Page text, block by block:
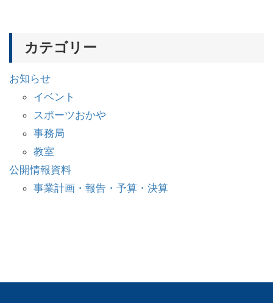
カテゴリー
お知らせ
イベント
スポーツおかや
事務局
教室
公開情報資料
事業計画・報告・予算・決算